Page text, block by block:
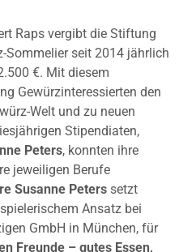
Raps vergibt die Stiftung
Sommelier seit 2014 jährlich
€. Mit diesem
Gewürzinteressierten den
Welt und zu neuen
Stipendiaten,
Peters, konnten ihre
jeweiligen Berufe
Susanne Peters setzt
Ansatz bei
GmbH in München, für
Freunde – gutes Essen,